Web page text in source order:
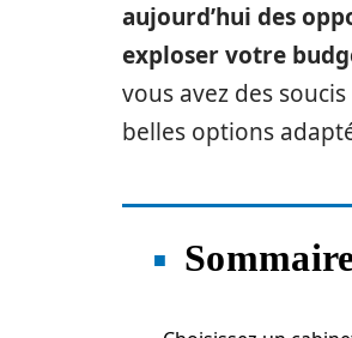
aujourd’hui des
exploser votre
vous avez des
belles options